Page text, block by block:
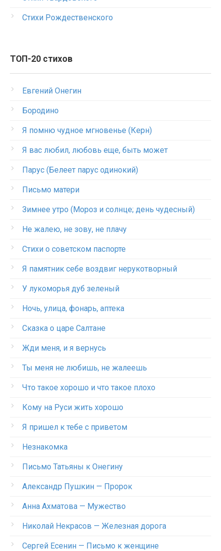
Стихи Рождественского
ТОП-20 стихов
Евгений Онегин
Бородино
Я помню чудное мгновенье (Керн)
Я вас любил, любовь еще, быть может
Парус (Белеет парус одинокий)
Письмо матери
Зимнее утро (Мороз и солнце; день чудесный)
Не жалею, не зову, не плачу
Стихи о советском паспорте
Я памятник себе воздвиг нерукотворный
У лукоморья дуб зеленый
Ночь, улица, фонарь, аптека
Сказка о царе Салтане
Жди меня, и я вернусь
Ты меня не любишь, не жалеешь
Что такое хорошо и что такое плохо
Кому на Руси жить хорошо
Я пришел к тебе с приветом
Незнакомка
Письмо Татьяны к Онегину
Александр Пушкин — Пророк
Анна Ахматова — Мужество
Николай Некрасов — Железная дорога
Сергей Есенин — Письмо к женщине